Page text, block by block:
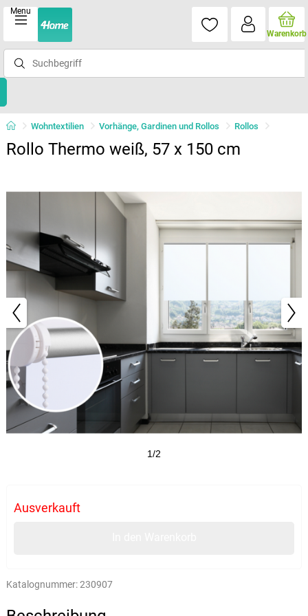
Menu
Warenkorb
Wohntextilien Vorhänge, Gardinen und Rollos Rollos
Rollo Thermo weiß, 57 x 150 cm
1/2
Ausverkauft
Katalognummer:230907